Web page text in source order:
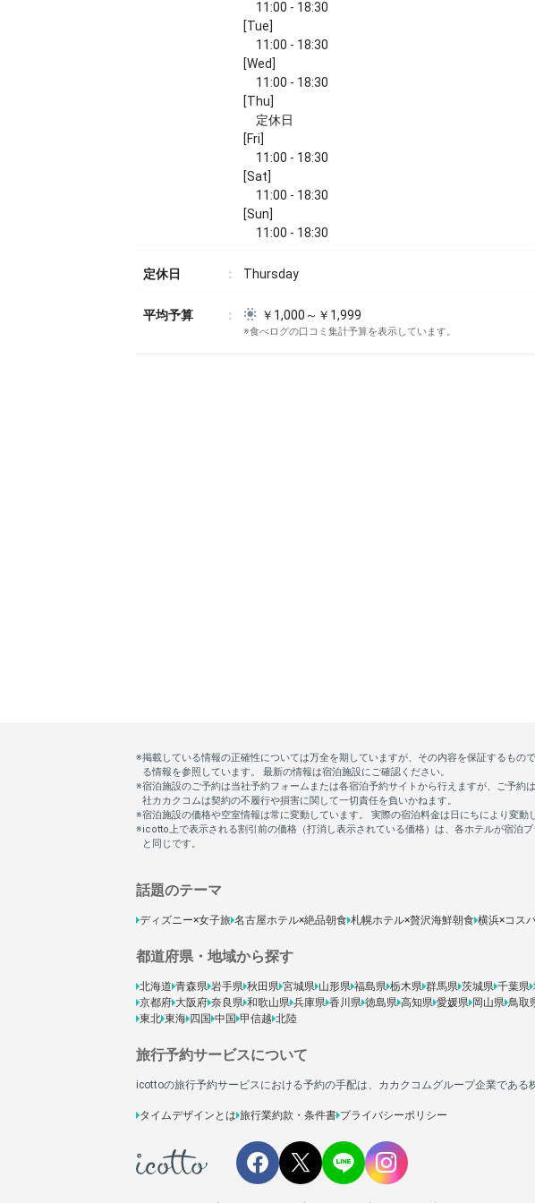
11:00 - 18:30
[Tue]
11:00 - 18:30
[Wed]
11:00 - 18:30
[Thu]
定休日
[Fri]
11:00 - 18:30
[Sat]
11:00 - 18:30
[Sun]
11:00 - 18:30
定休日 Thursday
平均予算 ￥1,000～￥1,999
※食べログの口コミ集計予算を表示しています。
話題のテーマ
ディズニー×女子旅 名古屋ホテル×絶品朝食 札幌ホテル×贅沢海鮮朝食 横浜×コス
都道府県・地域から探す
北海道 青森県 岩手県 秋田県 宮城県 山形県 福島県 栃木県 群馬県 茨城県 千葉県
京都府 大阪府 奈良県 和歌山県 兵庫県 香川県 徳島県 高知県 愛媛県 岡山県 鳥取
東北 東海 四国 中国 甲信越 北陸
旅行予約サービスについて
icottoの旅行予約サービスにおける予約の手配は、カカクコムグループ企業である
タイムデザインとは 旅行業約款・条件書 プライバシーポリシー